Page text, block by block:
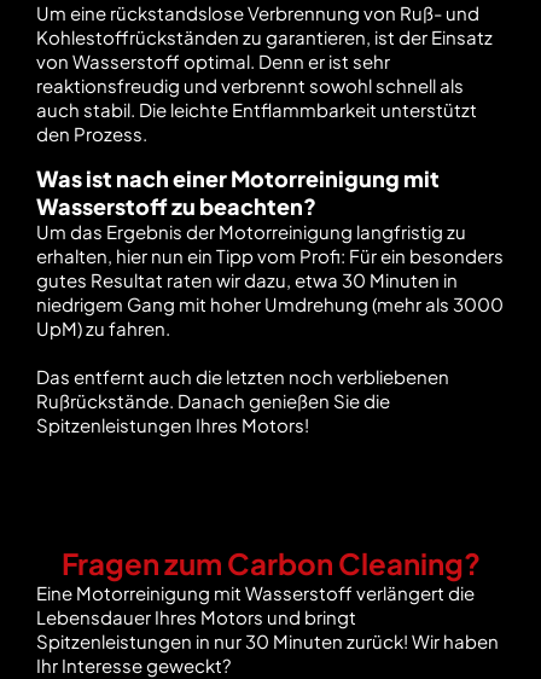
Um eine rückstandslose Verbrennung von Ruß- und
Kohlestoffrückständen zu garantieren, ist der Einsatz
von Wasserstoff optimal. Denn er ist sehr
reaktionsfreudig und verbrennt sowohl schnell als
auch stabil. Die leichte Entflammbarkeit unterstützt
den Prozess.
Was ist nach einer Motorreinigung mit
Wasserstoff zu beachten?
Um das Ergebnis der Motorreinigung langfristig zu
erhalten, hier nun ein Tipp vom Profi: Für ein besonders
gutes Resultat raten wir dazu, etwa 30 Minuten in
niedrigem Gang mit hoher Umdrehung (mehr als 3000
UpM) zu fahren.
Das entfernt auch die letzten noch verbliebenen
Rußrückstände. Danach genießen Sie die
Spitzenleistungen Ihres Motors!
Fragen zum Carbon Cleaning?
Eine Motorreinigung mit Wasserstoff verlängert die
Lebensdauer Ihres Motors und bringt
Spitzenleistungen in nur 30 Minuten zurück! Wir haben
Ihr Interesse geweckt?